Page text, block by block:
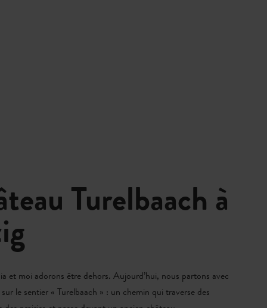
Turelbaach à
et moi adorons être dehors. Aujourd’hui, nous partons avec
le sentier « Turelbaach » : un chemin qui traverse des